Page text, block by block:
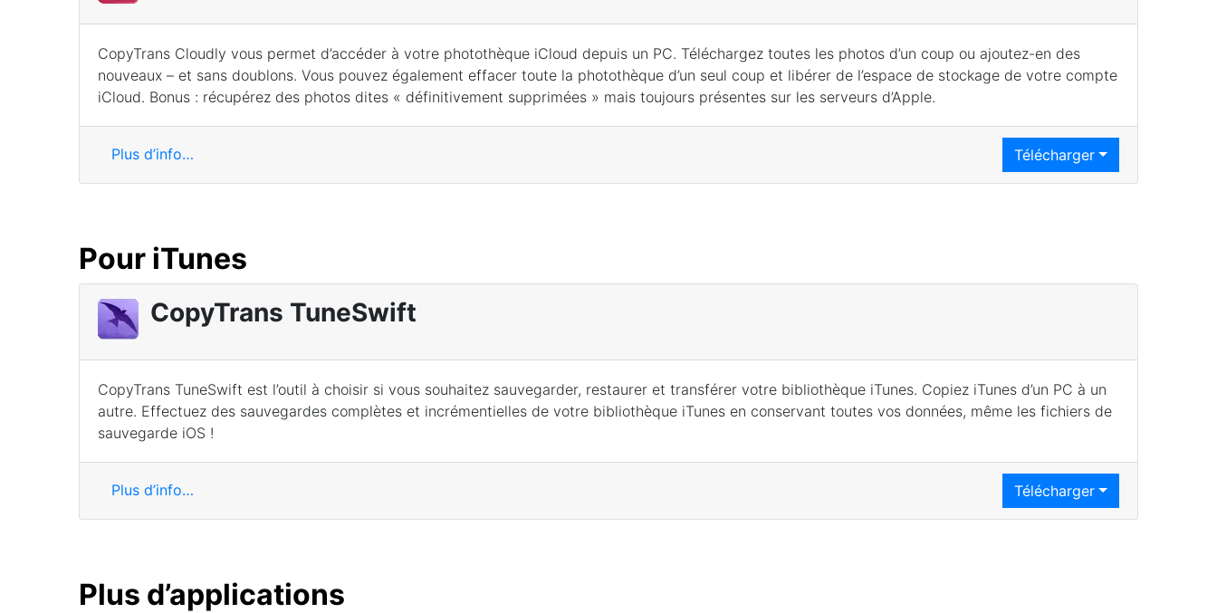
CopyTrans Cloudly vous permet d’accéder à votre photothèque iCloud depuis un PC. Téléchargez toutes les photos d’un coup ou ajoutez-en des
nouveaux – et sans doublons. Vous pouvez également effacer toute la photothèque d’un seul coup et libérer de l’espace de stockage de votre compte
iCloud. Bonus : récupérez des photos dites « définitivement supprimées » mais toujours présentes sur les serveurs d’Apple.
Plus d’info… Télécharger
Pour iTunes
CopyTrans TuneSwift
CopyTrans TuneSwift est l’outil à choisir si vous souhaitez sauvegarder, restaurer et transférer votre bibliothèque iTunes. Copiez iTunes d’un PC à un
autre. Effectuez des sauvegardes complètes et incrémentielles de votre bibliothèque iTunes en conservant toutes vos données, même les fichiers de
sauvegarde iOS !
Plus d’info… Télécharger
Plus d’applications